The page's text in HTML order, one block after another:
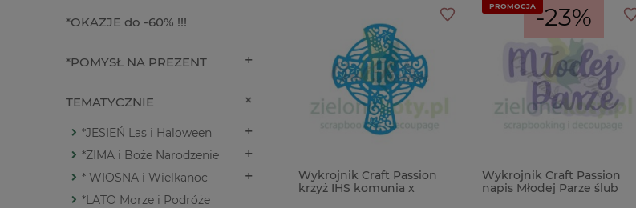
*OKAZJE do -60% !!!
*POMYSŁ NA PREZENT
TEMATYCZNIE
*JESIEŃ Las i Haloween
*ZIMA i Boże Narodzenie
* WIOSNA i Wielkanoc
*LATO Morze i Podróże
Wykrojnik Craft Passion
krzyż IHS komunia x
-23%
Wykrojnik Craft Passion
napis Młodej Parze ślub
PROMOCJA